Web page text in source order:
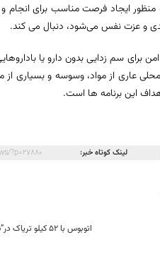
ایجاد فرصت مناسب برای انجام
و عزت نفس می‌شود، دنبال می ‌کند.
سم زدایی بدون دارو یا
عاری از مواد، وسوسه و بسیاری
این برنامه ‌ها است.
لینک کوتاه خبر: ?p=27880
اتوبوس با 52 کیلو تریاک در”نهبندان” توقیف شد